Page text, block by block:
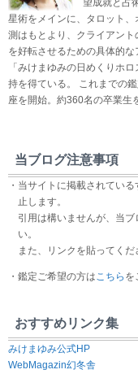
望成就と占
星術をメインに、タロット
測はもとより、クライアン
を好転させるための具体的
「みけまゆみの日めくりホ
持を得ている。 これまでの
座を開始。約360名の卒業生
当ブログ注意事項
・当サイトに掲載されてい
止します。
引用は構いませんが、当
い。
また、リンクを貼ってくだ
・鑑定ご希望の方はこちら を
おすすめリンク集
みけまゆみ公式HP
WebMagazin幻冬舎